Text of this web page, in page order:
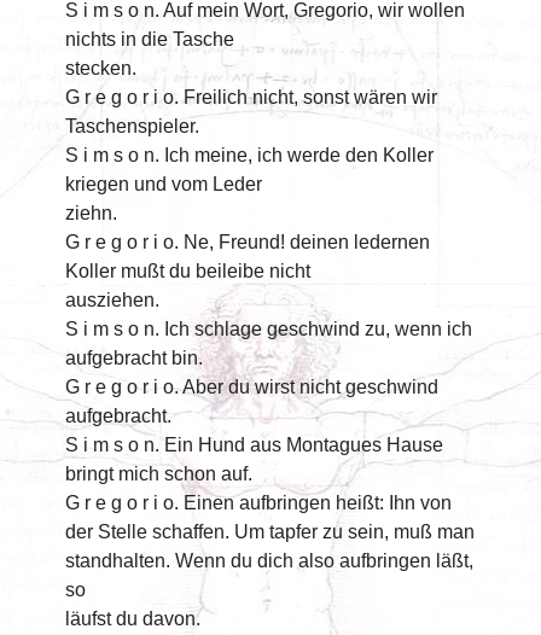
S i m s o n. Auf mein Wort, Gregorio, wir wollen
nichts in die Tasche
stecken.
G r e g o r i o. Freilich nicht, sonst wären wir
Taschenspieler.
S i m s o n. Ich meine, ich werde den Koller
kriegen und vom Leder
ziehn.
G r e g o r i o. Ne, Freund! deinen ledernen
Koller mußt du beileibe nicht
ausziehen.
S i m s o n. Ich schlage geschwind zu, wenn ich
aufgebracht bin.
G r e g o r i o. Aber du wirst nicht geschwind
aufgebracht.
S i m s o n. Ein Hund aus Montagues Hause
bringt mich schon auf.
G r e g o r i o. Einen aufbringen heißt: Ihn von
der Stelle schaffen. Um tapfer zu sein, muß man
standhalten. Wenn du dich also aufbringen läßt,
so
läufst du davon.